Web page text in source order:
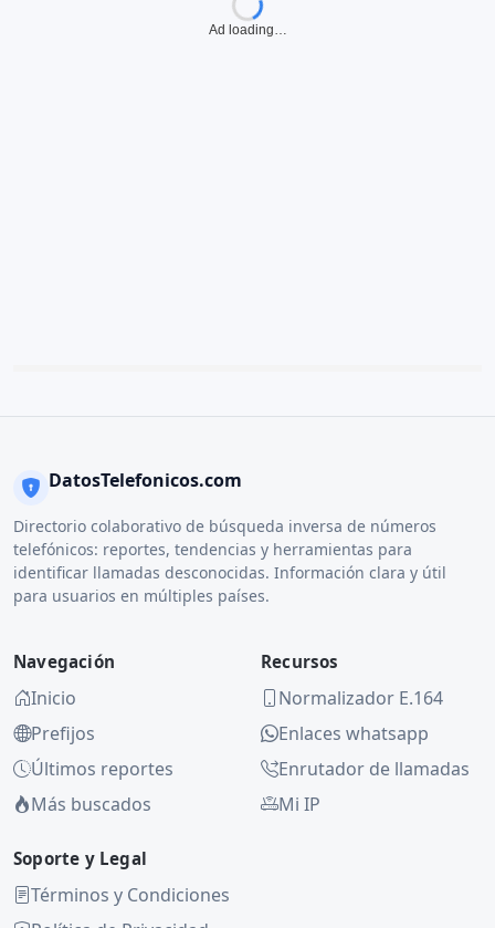
Ad loading…
DatosTelefonicos.com
Directorio colaborativo de búsqueda inversa de números
telefónicos: reportes, tendencias y herramientas para
identificar llamadas desconocidas. Información clara y útil
para usuarios en múltiples países.
Navegación
Inicio
Prefijos
Últimos reportes
Más buscados
Recursos
Normalizador E.164
Enlaces whatsapp
Enrutador de llamadas
Mi IP
Soporte y Legal
Términos y Condiciones